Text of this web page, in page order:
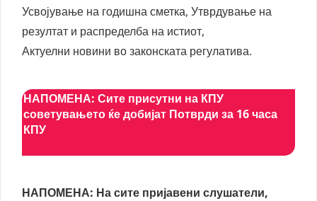
Усвојување на годишна сметка, Утврдување на
резултат и распределба на истиот,
Актуелни новини во законската регулатива.
НАПОМЕНА: Сите присутни на КПУ
советувањето ќе добијат Потврди за 16 часа
КПУ
НАПОМЕНА: На сите пријавени слушатели,